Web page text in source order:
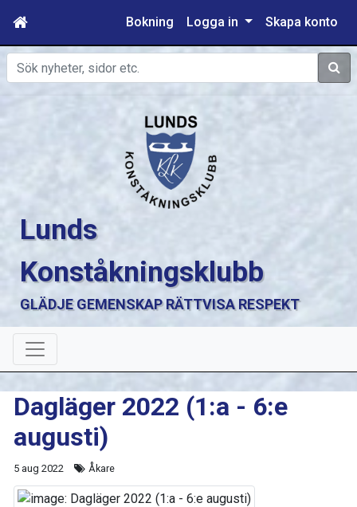
Bokning Logga in Skapa konto
Sök
Lunds
Konståkningsklubb
GLÄDJE GEMENSKAP RÄTTVISA RESPEKT
Dagläger 2022 (1:a - 6:e
augusti)
5 aug 2022 Åkare